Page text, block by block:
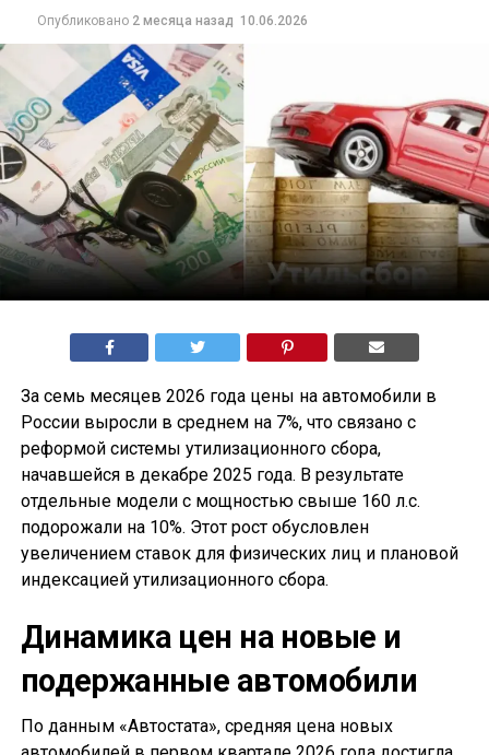
Опубликовано 2 месяца назад 10.06.2026
За семь месяцев 2026 года цены на автомобили в
России выросли в среднем на 7%, что связано с
реформой системы утилизационного сбора,
начавшейся в декабре 2025 года. В результате
отдельные модели с мощностью свыше 160 л.с.
подорожали на 10%. Этот рост обусловлен
увеличением ставок для физических лиц и плановой
индексацией утилизационного сбора.
Динамика цен на новые и
подержанные автомобили
По данным «Автостата», средняя цена новых